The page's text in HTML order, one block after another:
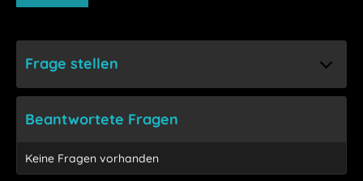
Frage stellen
Beantwortete Fragen
Keine Fragen vorhanden